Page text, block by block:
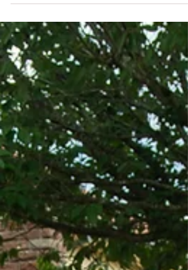
Initiation à la batterie, une
première pour les estivales
Les estivales proposaient une nouvelle activité
cette année : la découverte et l'initiation à la
batterie. Cette activité a été proposée à
de Benoît TARTAGLIA, un habitant de la
commune, musicien amateur qui a souhaité
partager sa connaissance de l'instrument de
percussion. Pour cette séance, le passionné de
musique a délocalisé sa batterie à la salle du
complexe Gabriel SCHATZ le temps d'une
après-midi pour le plus grand plaisir des
jeunes participants. A